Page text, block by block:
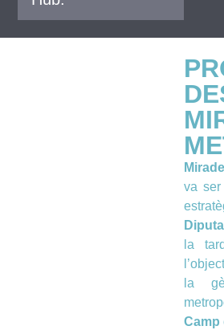
va
la
la
Camp